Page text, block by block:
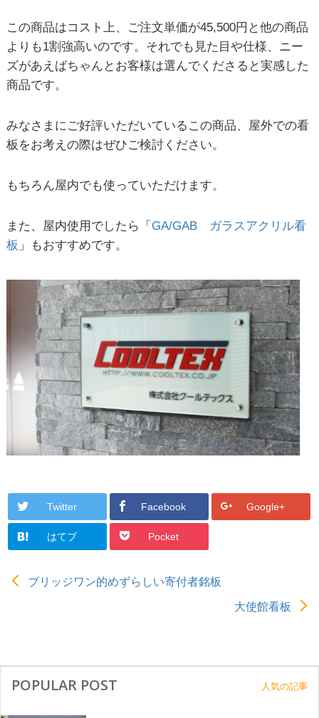
この商品はコスト上、ご注文単価が45,500円と他の商品
よりも1割強高いのです。それでも見た目や仕様、ニー
ズがあえばちゃんとお客様は選んでくださると実感した
商品です。
みなさまにご好評いただいているこの商品、屋外での看
板をお考えの際はぜひご検討ください。
もちろん屋内でも使っていただけます。
また、屋内使用でしたら「 GA/GAB ガラスアクリル看
板 」もおすすめです。
Twitter Facebook Google+
はてブ Pocket
ブリッジワン的めずらしい寄付者銘板
大使館看板
POPULAR POST 人気の記事